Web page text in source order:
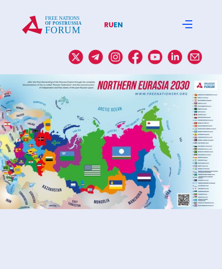
RUEN